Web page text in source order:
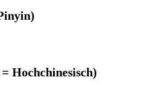
Hochchinesisch)